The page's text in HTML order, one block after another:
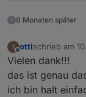
8 Monaten später
Offline
ottischrieb am
zuletzt
Vielen dank!!!
das ist genau
ich bin halt